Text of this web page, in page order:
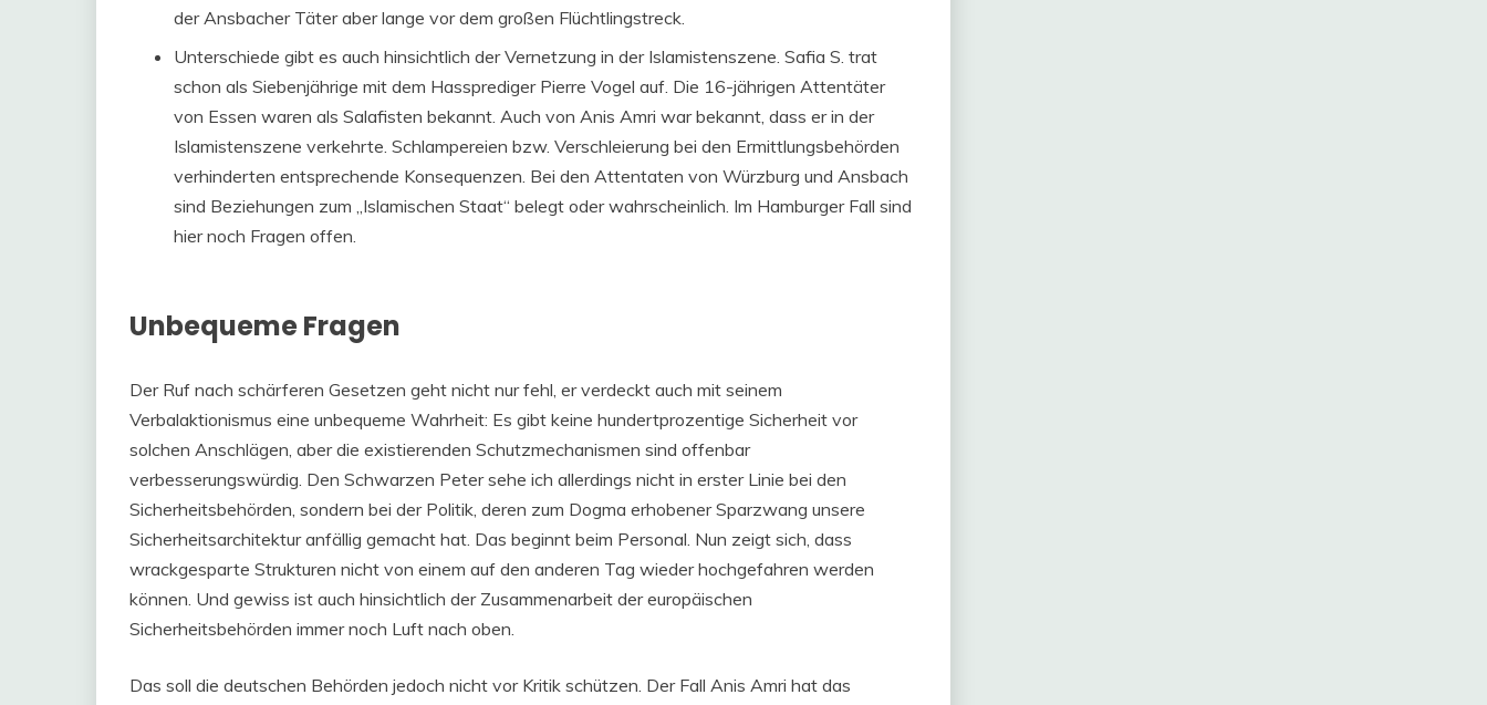
der Ansbacher Täter aber lange vor dem großen Flüchtlingstreck.
Unterschiede gibt es auch hinsichtlich der Vernetzung in der Islamistenszene. Safia S. trat
schon als Siebenjährige mit dem Hassprediger Pierre Vogel auf. Die 16-jährigen Attentäter
von Essen waren als Salafisten bekannt. Auch von Anis Amri war bekannt, dass er in der
Islamistenszene verkehrte. Schlampereien bzw. Verschleierung bei den Ermittlungsbehörden
verhinderten entsprechende Konsequenzen. Bei den Attentaten von Würzburg und Ansbach
sind Beziehungen zum „Islamischen Staat“ belegt oder wahrscheinlich. Im Hamburger Fall sind
hier noch Fragen offen.
Unbequeme Fragen
Der Ruf nach schärferen Gesetzen geht nicht nur fehl, er verdeckt auch mit seinem
Verbalaktionismus eine unbequeme Wahrheit: Es gibt keine hundertprozentige Sicherheit vor
solchen Anschlägen, aber die existierenden Schutzmechanismen sind offenbar
verbesserungswürdig. Den Schwarzen Peter sehe ich allerdings nicht in erster Linie bei den
Sicherheitsbehörden, sondern bei der Politik, deren zum Dogma erhobener Sparzwang unsere
Sicherheitsarchitektur anfällig gemacht hat. Das beginnt beim Personal. Nun zeigt sich, dass
wrackgesparte Strukturen nicht von einem auf den anderen Tag wieder hochgefahren werden
können. Und gewiss ist auch hinsichtlich der Zusammenarbeit der europäischen
Sicherheitsbehörden immer noch Luft nach oben.
Das soll die deutschen Behörden jedoch nicht vor Kritik schützen. Der Fall Anis Amri hat das